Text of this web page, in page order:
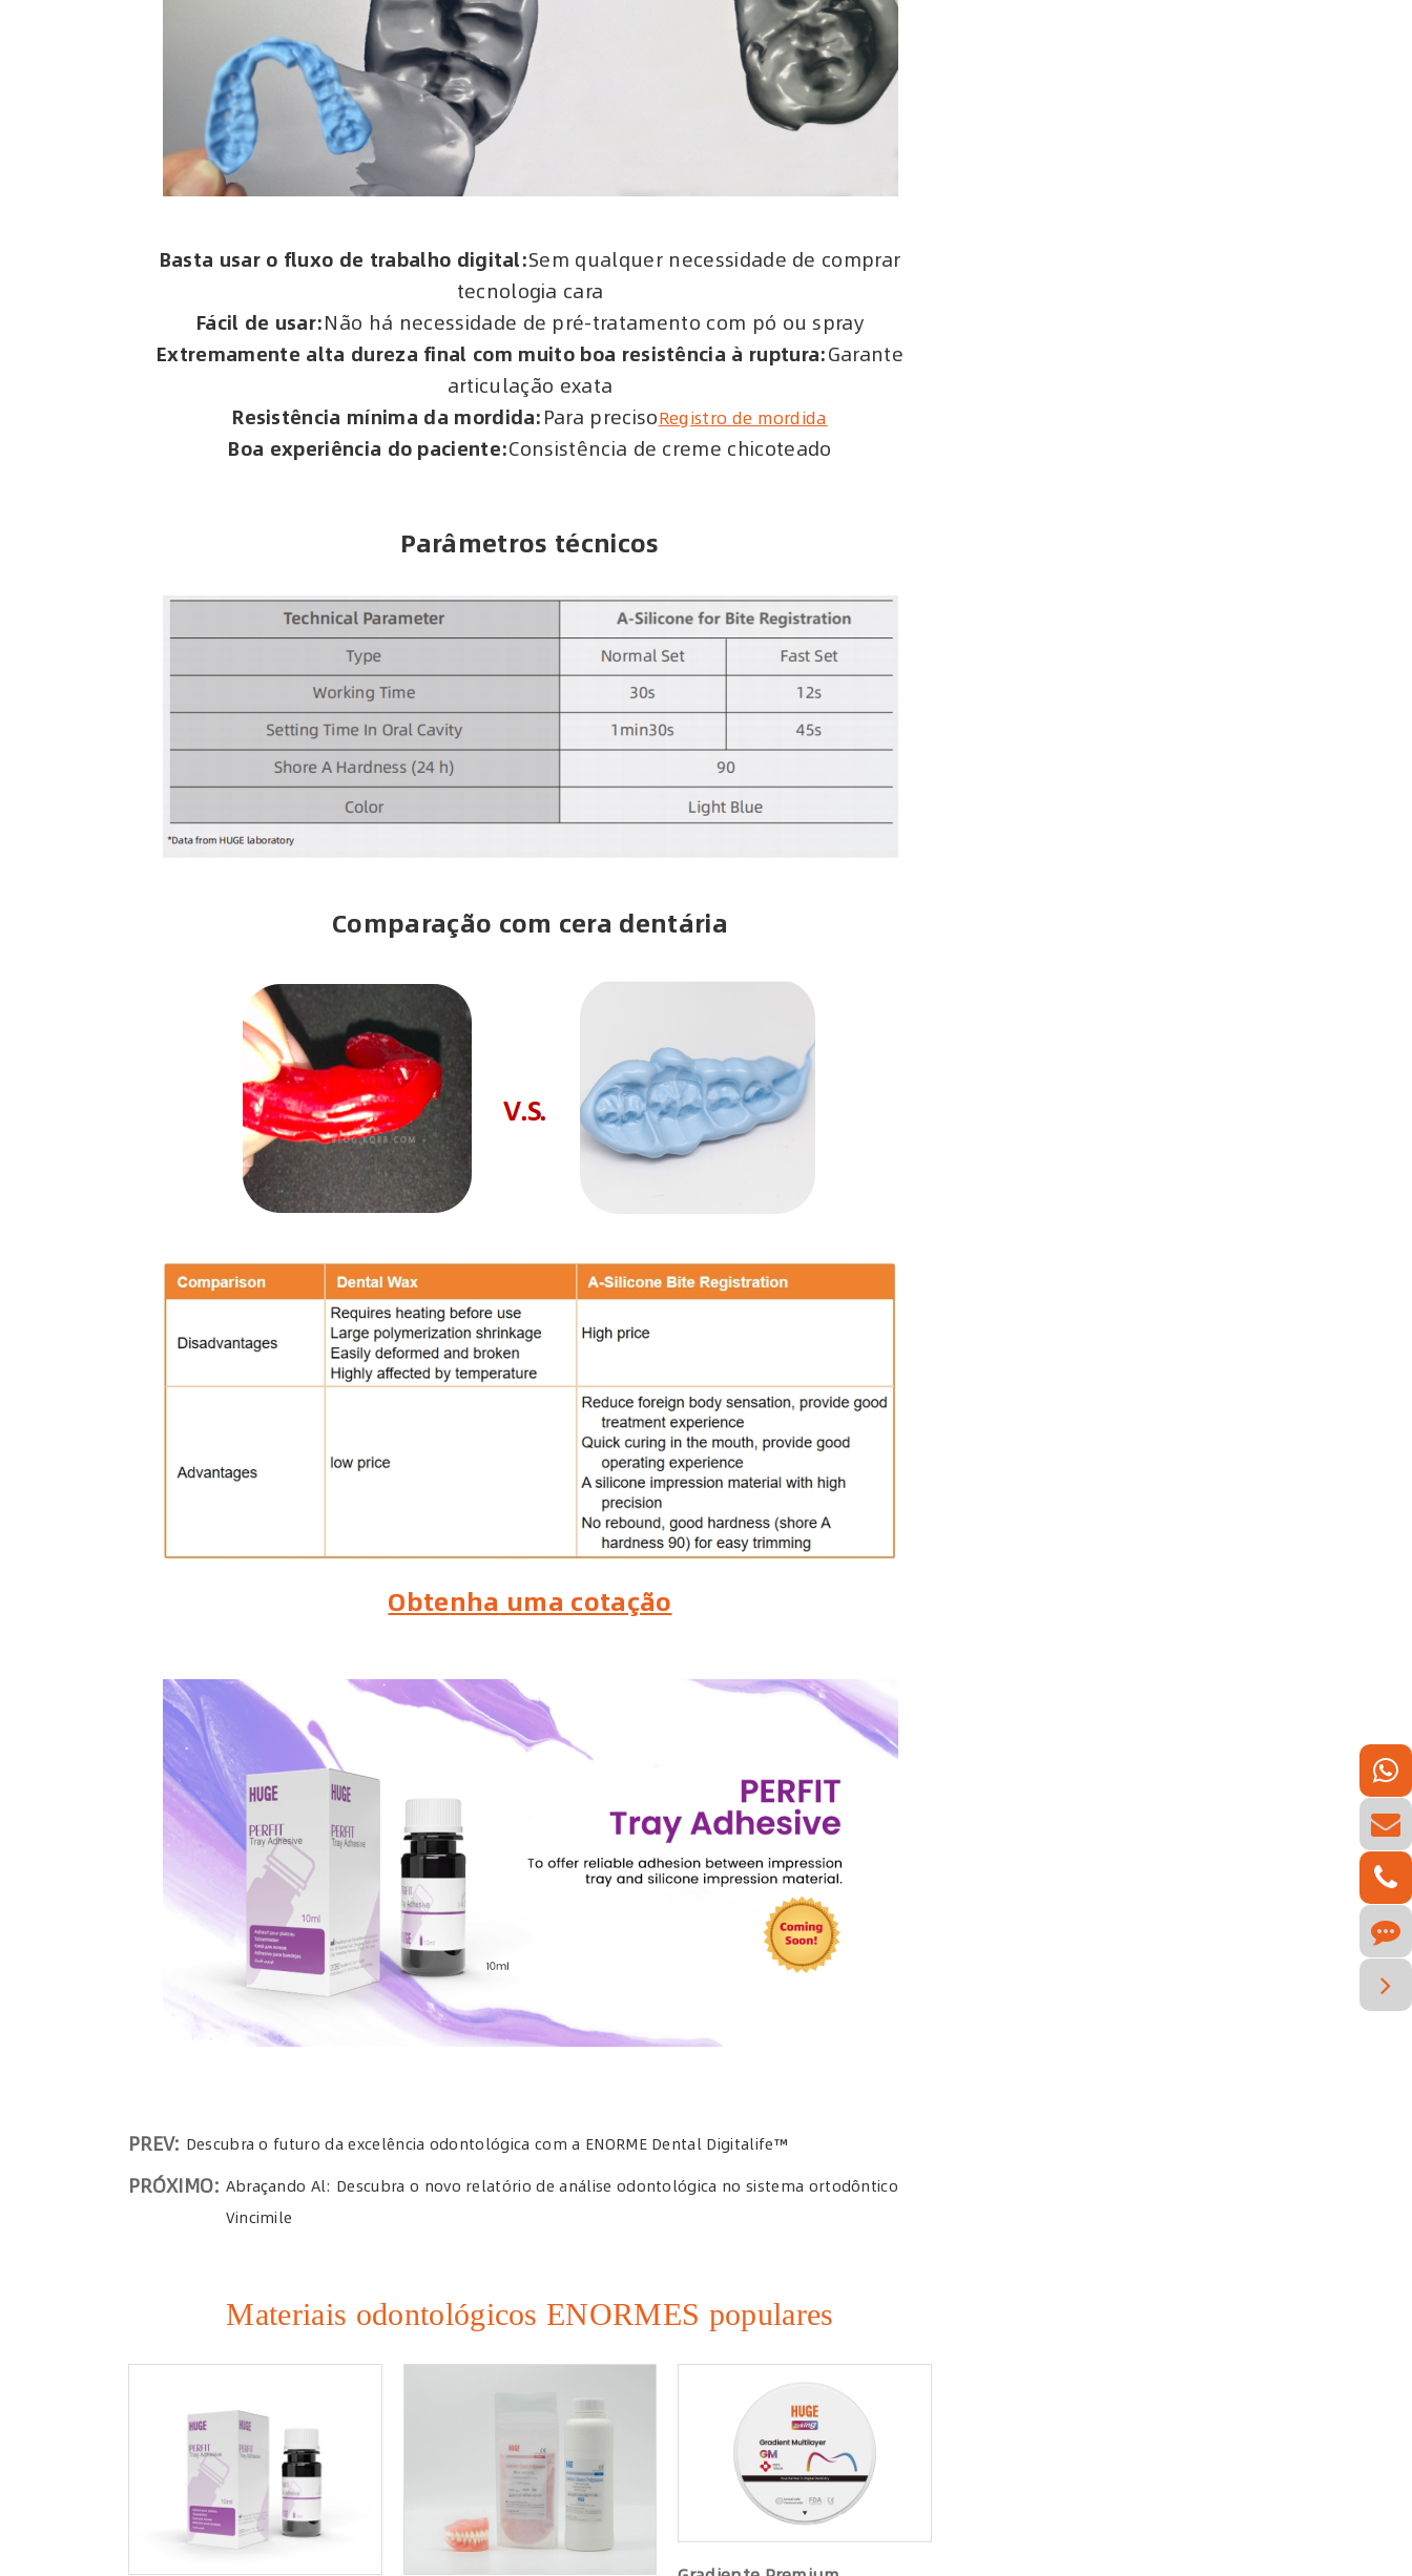
Basta usar o fluxo de trabalho digital:Sem qualquer necessidade de comprar
tecnologia cara
Fácil de usar:Não há necessidade de pré-tratamento com pó ou spray
Extremamente alta dureza final com muito boa resistência à ruptura:Garante
articulação exata
Resistência mínima da mordida: Para precisoRegistro de mordida
Boa experiência do paciente:Consistência de creme chicoteado
Parâmetros técnicos
Comparação com cera dentária
Obtenha uma cotação
PREV: Descubra o futuro da excelência odontológica com a ENORME Dental Digitalife™
PRÓXIMO: Abraçando Al: Descubra o novo relatório de análise odontológica no sistema ortodôntico
Vincimile
Materiais odontológicos ENORMES populares